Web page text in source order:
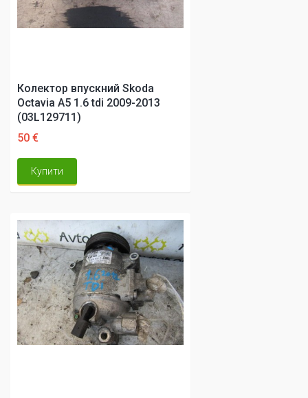
Колектор впускний Skoda
Octavia A5 1.6 tdi 2009-2013
(03L129711)
50 €
Купити